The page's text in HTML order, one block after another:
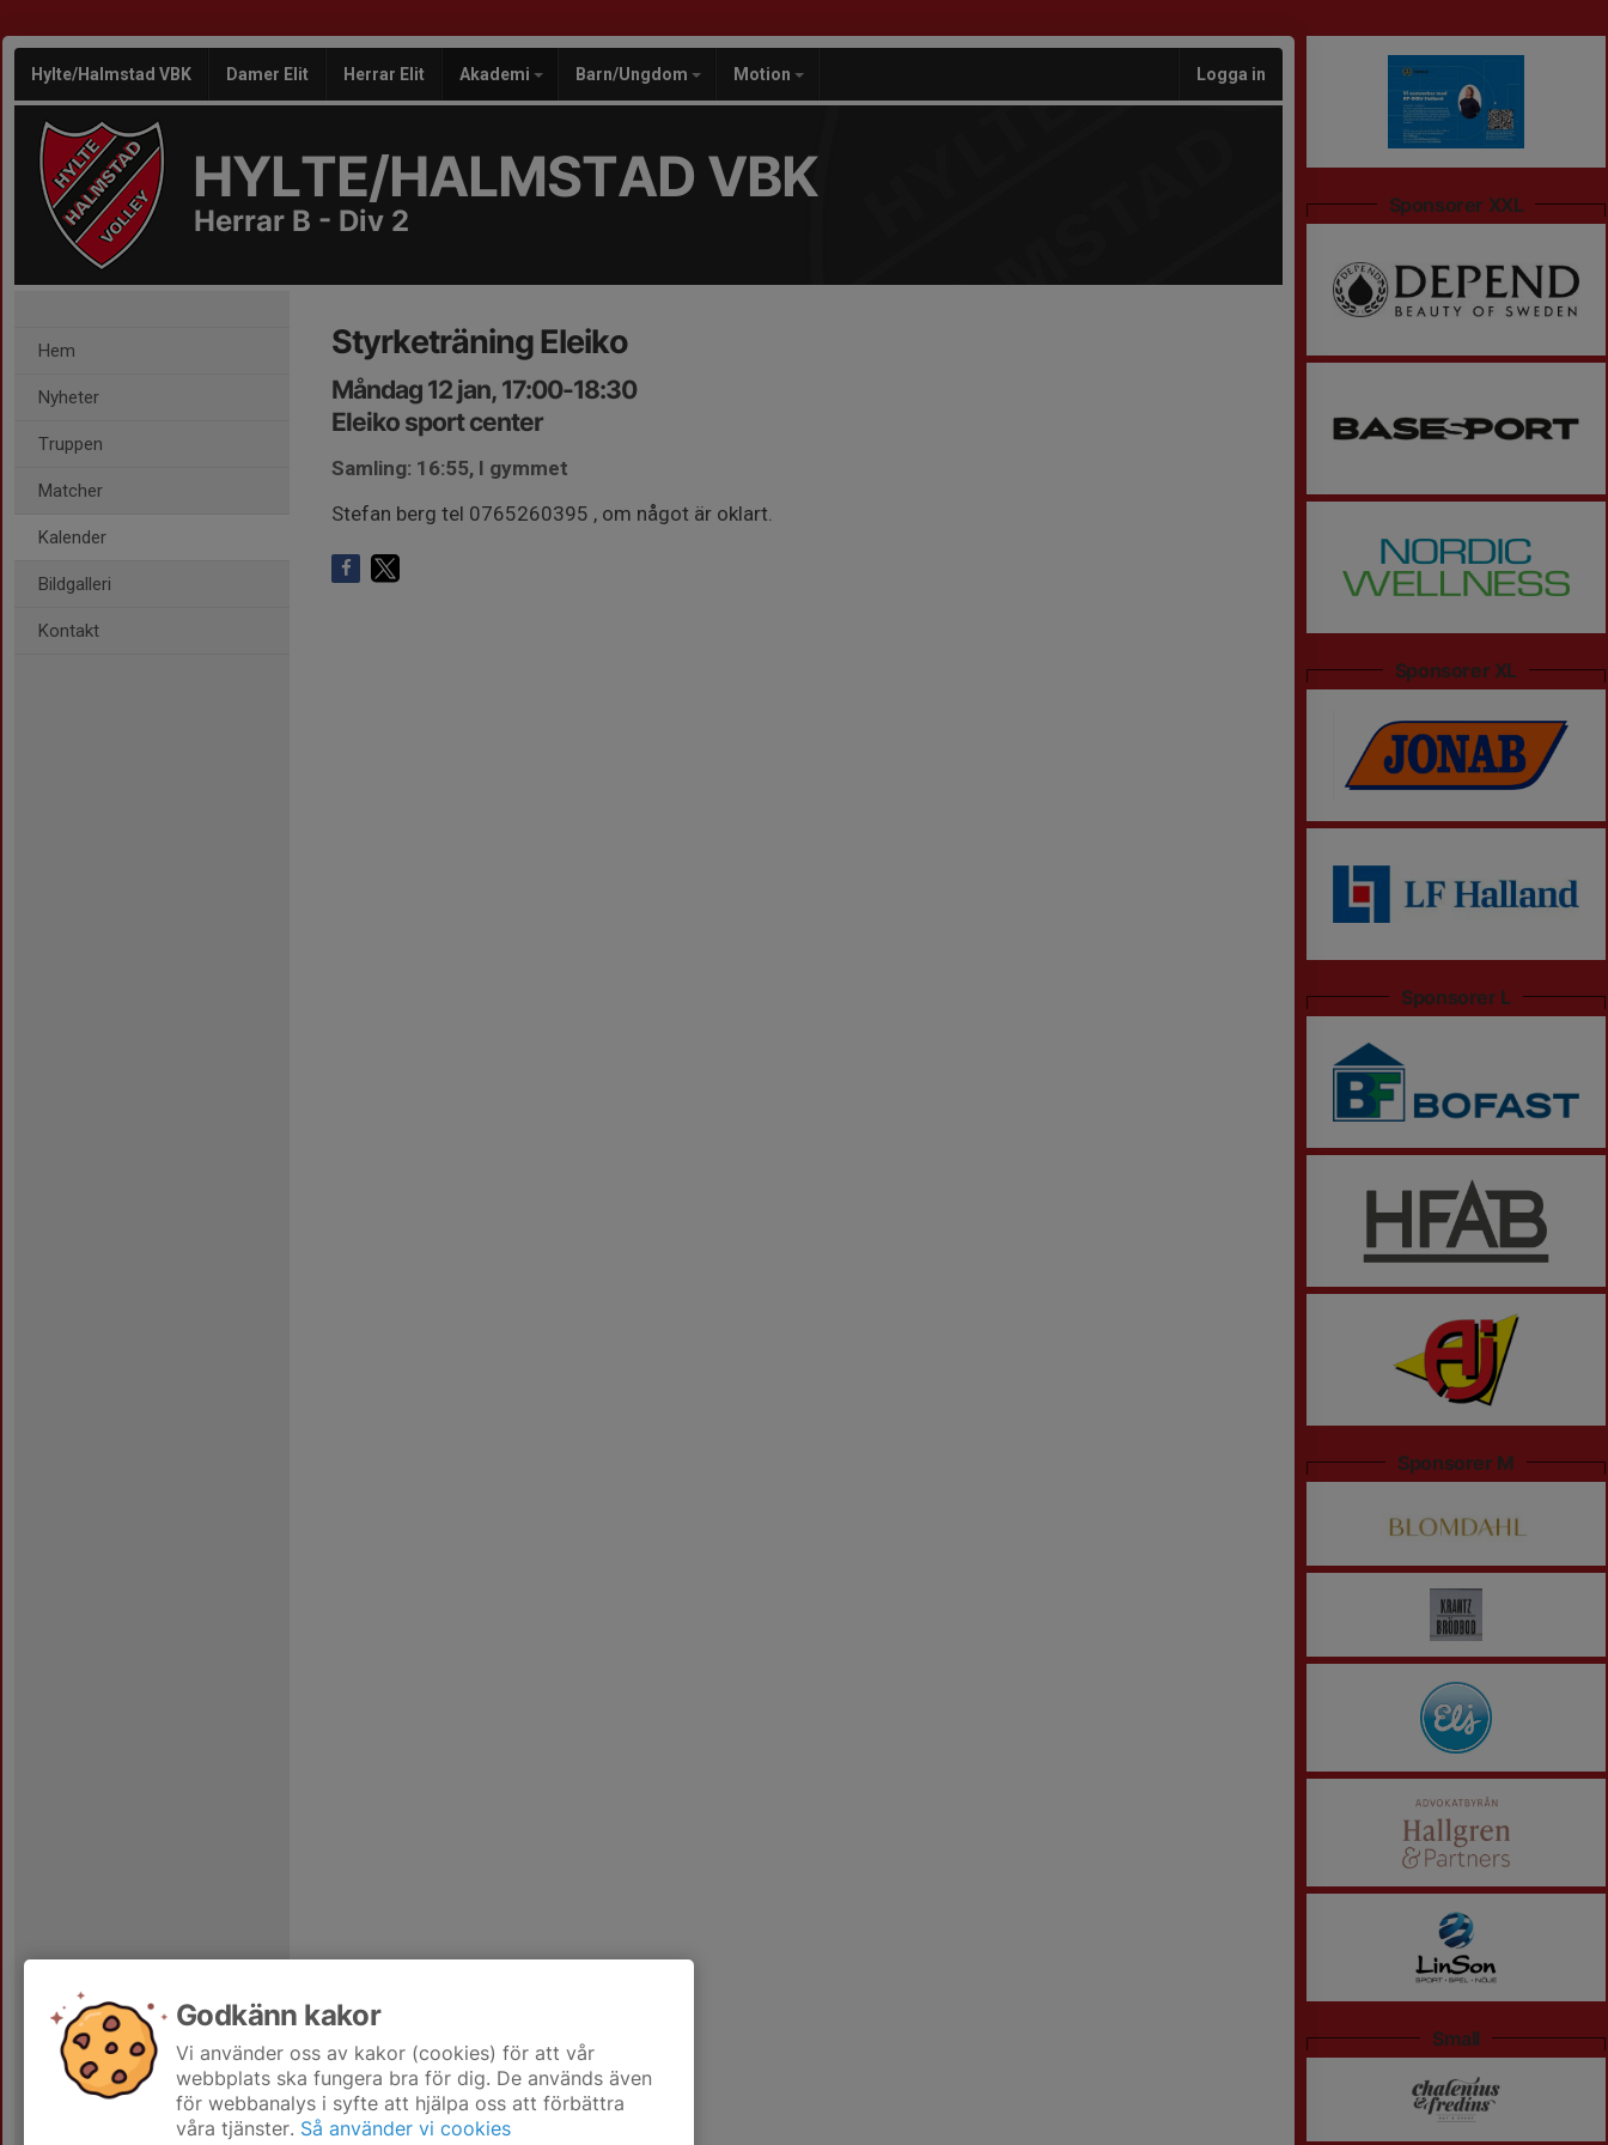
Hylte/Halmstad VBK Damer Elit Herrar Elit Akademi Barn/Ungdom Motion Logga in
HYLTE/HALMSTAD VBK
Herrar B - Div 2
Hem
Nyheter
Truppen
Matcher
Kalender
Bildgalleri
Kontakt
Styrketräning Eleiko
Måndag 12 jan, 17:00-18:30
Eleiko sport center
Samling: 16:55, I gymmet
Stefan berg tel 0765260395 , om något är oklart.
Sponsorer XXL
Sponsorer XL
Sponsorer L
Sponsorer M
Small
Godkänn kakor
Vi använder oss av kakor (cookies) för att vår
webbplats ska fungera bra för dig. De används även
för webbanalys i syfte att hjälpa oss att förbättra
våra tjänster. Så använder vi cookies